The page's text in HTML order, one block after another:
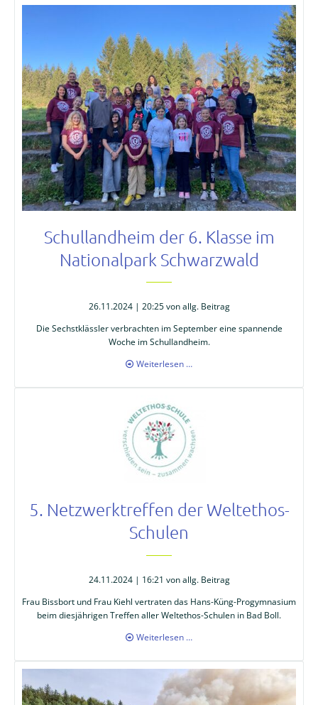
Newsletter
Intern
Hausordnung
Schulwegeplan
Kontakt
Schullandheim der 6. Klasse im
Nationalpark Schwarzwald
26.11.2024 | 20:25von allg. Beitrag
Die Sechstklässler verbrachten im September eine spannende
Woche im Schullandheim.
Weiterlesen …Schullandheim
6.
Nationalpark
Schwarzwald
5. Netzwerktreffen der Weltethos-
Schulen
24.11.2024 | 16:21 von allg. Beitrag
Frau Bissbort und Frau Kiehl vertraten das Hans-Küng-Progymnasium
beim diesjährigen Treffen aller Weltethos-Schulen in Bad Boll.
Weiterlesen …5.
der
Weltethos-
Schulen